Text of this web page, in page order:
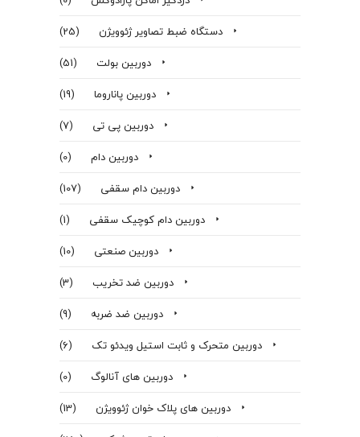
دستگاه ضبط تصاویر ژئوویژن
(25)
دوربین بولت
(51)
دوربین پاناروما
(19)
دوربین پی تی
(7)
دوربین دام
(0)
دوربین دام سقفی
(107)
دوربین دام کوچیک سقفی
(1)
دوربین صنعتی
(10)
دوربین ضد تخریب
(3)
دوربین ضد ضربه
(9)
دوربین متحرک و ثابت استیل ویدئو تک
(6)
دوربین های آنالوگ
(0)
دوربین های پلاک خوان ژئوویژن
(13)